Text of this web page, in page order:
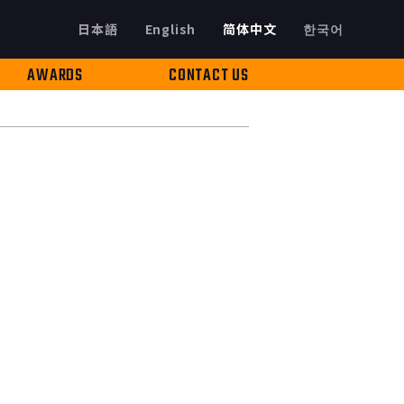
日本語 한국어
English 简体中文
AWARDS CONTACT US